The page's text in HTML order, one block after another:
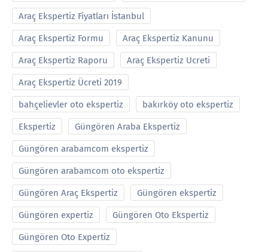
Araç Ekspertiz Fiyatları İstanbul
Araç Ekspertiz Formu Araç Ekspertiz Kanunu
Araç Ekspertiz Raporu Araç Ekspertiz Ucreti
Araç Ekspertiz Ücreti 2019
bahçelievler oto ekspertiz bakırköy oto ekspertiz
Ekspertiz Güngören Araba Ekspertiz
Güngören arabamcom ekspertiz
Güngören arabamcom oto ekspertiz
Güngören Araç Ekspertiz Güngören ekspertiz
Güngören expertiz Güngören Oto Ekspertiz
Güngören Oto Expertiz